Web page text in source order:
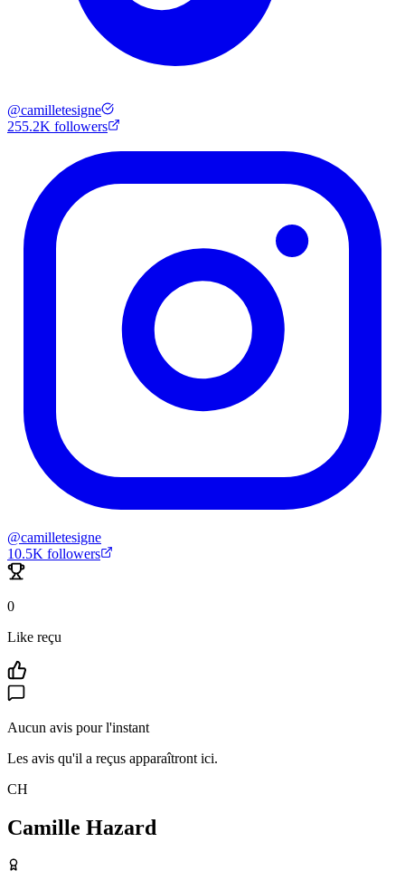
@camilletesigne
255.2K followers
@camilletesigne
10.5K followers
0
Like reçu
Aucun avis pour l'instant
Les avis qu'il a reçus apparaîtront ici.
CH
Camille Hazard